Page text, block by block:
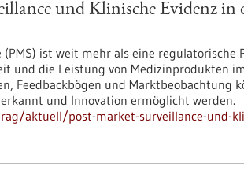
und Klinische Evidenz in
(PMS) ist weit mehr als eine regulatorische
und die Leistung von Medizinprodukten
Feedbackbögen und Marktbeobachtung
und Innovation ermöglicht werden.
aktuell/post-market-surveillance-und-